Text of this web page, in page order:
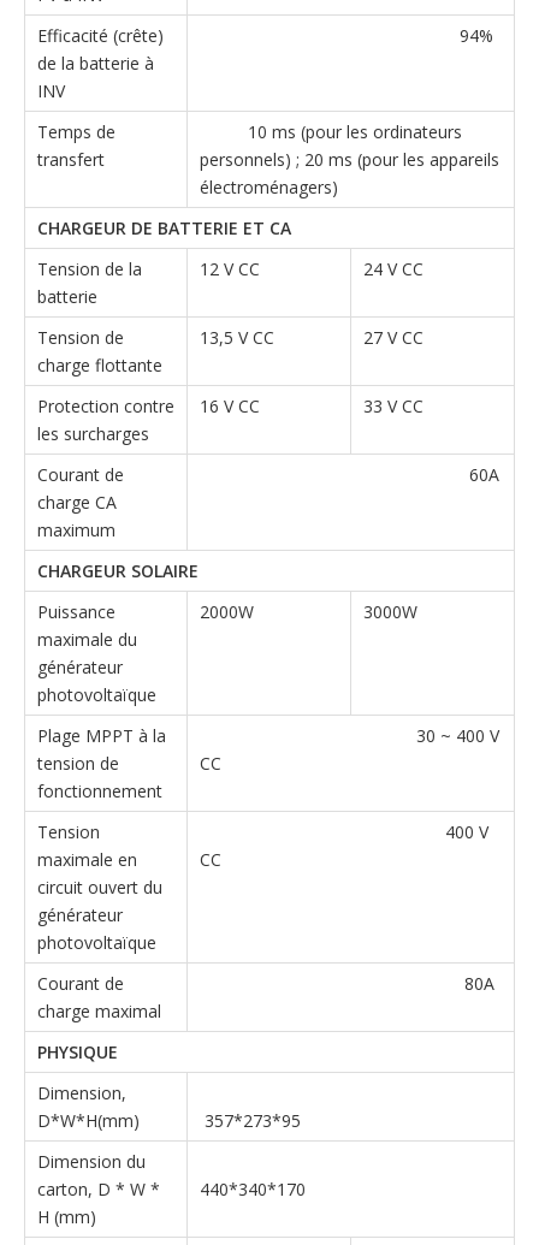
Efficacité (crête)
de la batterie à
INV
94%
Temps de
transfert
10 ms (pour les ordinateurs
personnels) ; 20 ms (pour les appareils
électroménagers)
CHARGEUR DE BATTERIE ET ​​CA
Tension de la
batterie
12 V CC 24 V CC
Tension de
charge flottante
13,5 V CC 27 V CC
Protection contre
les surcharges
16 V CC 33 V CC
Courant de
charge CA
maximum
60A
CHARGEUR SOLAIRE
Puissance
maximale du
générateur
photovoltaïque
2000W 3000W
Plage MPPT à la
tension de
fonctionnement
30 ~ 400 V
CC
Tension
maximale en
circuit ouvert du
générateur
photovoltaïque
400 V
CC
Courant de
charge maximal
80A
PHYSIQUE
Dimension,
D*W*H(mm)
357*273*95
Dimension du
carton, D * W *
H (mm)
440*340*170